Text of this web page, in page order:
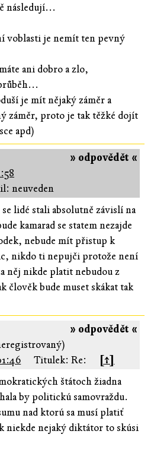
následují...
voblasti je nemít ten pevný
ani dobro a zlo,
je mít nějaký záměr a
záměr, proto je tak těžké dojít
apd)
» odpovědět «
neuveden
lidé stali absolutně závislí na
kamarad se statem nezajde
nebude mít přistup k
nikdo ti nepujči protože není
něj nikde platit nebudou z
člověk bude muset skákat tak
» odpovědět «
Titulek: Re:
[↑]
štátoch žiadna
by politickú samovraždu.
nad ktorú sa musí platiť
niekde nejaký diktátor to skúsi